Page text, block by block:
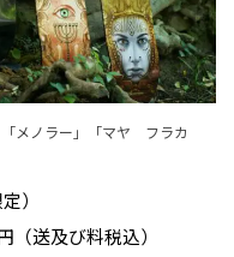
メノラー」「マヤ フラカ
）
送及び料税込）